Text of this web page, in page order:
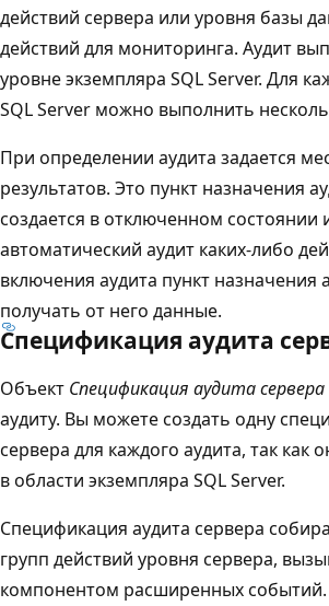
действий сервера или уровня базы
действий для мониторинга. Аудит
уровне экземпляра SQL Server. Для
SQL Server можно выполнить
При определении аудита задается
результатов. Это пункт назначения
создается в отключенном состоянии
автоматический аудит каких-либо
включения аудита пункт назначения
получать от него данные.
Спецификация аудита
Объект Спецификация аудита сервера
аудиту. Вы можете создать одну
сервера для каждого аудита, так как
в области экземпляра SQL Server.
Спецификация аудита сервера
групп действий уровня сервера,
компонентом расширенных